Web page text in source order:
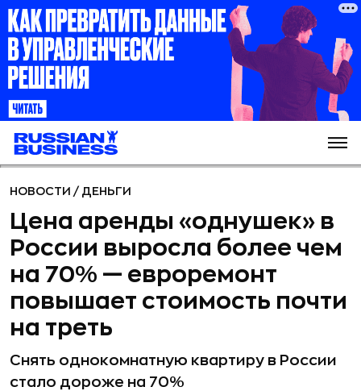
НОВОСТИ / ДЕНЬГИ
Цена аренды «однушек» в
России выросла более чем
на 70% — евроремонт
повышает стоимость почти
на треть
Снять однокомнатную квартиру в России
стало дороже на 70%